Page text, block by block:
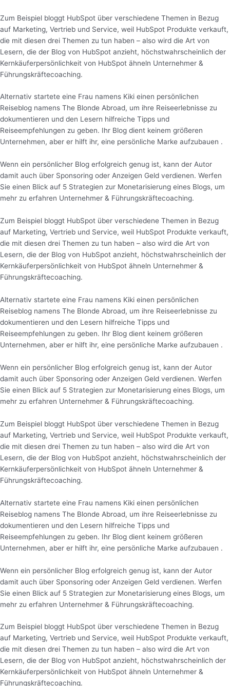
Zum Beispiel bloggt HubSpot über verschiedene Themen in Bezug
auf Marketing, Vertrieb und Service, weil HubSpot Produkte verkauft,
die mit diesen drei Themen zu tun haben – also wird die Art von
Lesern, die der Blog von HubSpot anzieht, höchstwahrscheinlich der
Kernkäuferpersönlichkeit von HubSpot ähneln Unternehmer &
Führungskräftecoaching.
Alternativ startete eine Frau namens Kiki einen persönlichen
Reiseblog namens The Blonde Abroad, um ihre Reiseerlebnisse zu
dokumentieren und den Lesern hilfreiche Tipps und
Reiseempfehlungen zu geben. Ihr Blog dient keinem größeren
Unternehmen, aber er hilft ihr, eine persönliche Marke aufzubauen .
Wenn ein persönlicher Blog erfolgreich genug ist, kann der Autor
damit auch über Sponsoring oder Anzeigen Geld verdienen. Werfen
Sie einen Blick auf 5 Strategien zur Monetarisierung eines Blogs, um
mehr zu erfahren Unternehmer & Führungskräftecoaching.
Zum Beispiel bloggt HubSpot über verschiedene Themen in Bezug
auf Marketing, Vertrieb und Service, weil HubSpot Produkte verkauft,
die mit diesen drei Themen zu tun haben – also wird die Art von
Lesern, die der Blog von HubSpot anzieht, höchstwahrscheinlich der
Kernkäuferpersönlichkeit von HubSpot ähneln Unternehmer &
Führungskräftecoaching.
Alternativ startete eine Frau namens Kiki einen persönlichen
Reiseblog namens The Blonde Abroad, um ihre Reiseerlebnisse zu
dokumentieren und den Lesern hilfreiche Tipps und
Reiseempfehlungen zu geben. Ihr Blog dient keinem größeren
Unternehmen, aber er hilft ihr, eine persönliche Marke aufzubauen .
Wenn ein persönlicher Blog erfolgreich genug ist, kann der Autor
damit auch über Sponsoring oder Anzeigen Geld verdienen. Werfen
Sie einen Blick auf 5 Strategien zur Monetarisierung eines Blogs, um
mehr zu erfahren Unternehmer & Führungskräftecoaching.
Zum Beispiel bloggt HubSpot über verschiedene Themen in Bezug
auf Marketing, Vertrieb und Service, weil HubSpot Produkte verkauft,
die mit diesen drei Themen zu tun haben – also wird die Art von
Lesern, die der Blog von HubSpot anzieht, höchstwahrscheinlich der
Kernkäuferpersönlichkeit von HubSpot ähneln Unternehmer &
Führungskräftecoaching.
Alternativ startete eine Frau namens Kiki einen persönlichen
Reiseblog namens The Blonde Abroad, um ihre Reiseerlebnisse zu
dokumentieren und den Lesern hilfreiche Tipps und
Reiseempfehlungen zu geben. Ihr Blog dient keinem größeren
Unternehmen, aber er hilft ihr, eine persönliche Marke aufzubauen .
Wenn ein persönlicher Blog erfolgreich genug ist, kann der Autor
damit auch über Sponsoring oder Anzeigen Geld verdienen. Werfen
Sie einen Blick auf 5 Strategien zur Monetarisierung eines Blogs, um
mehr zu erfahren Unternehmer & Führungskräftecoaching.
Zum Beispiel bloggt HubSpot über verschiedene Themen in Bezug
auf Marketing, Vertrieb und Service, weil HubSpot Produkte verkauft,
die mit diesen drei Themen zu tun haben – also wird die Art von
Lesern, die der Blog von HubSpot anzieht, höchstwahrscheinlich der
Kernkäuferpersönlichkeit von HubSpot ähneln Unternehmer &
Führungskräftecoaching.